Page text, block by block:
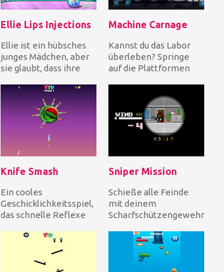
Ellie Lips Injections
Ellie ist ein hübsches
junges Mädchen, aber
sie glaubt, dass ihre
möchte voll...
Machine Carnage
Kannst du das Labor
überleben? Springe
auf die Plattformen
Knife Smash
Ein cooles
Geschicklichkeitsspiel,
das schnelle Reflexe
Messer, um die Frü...
Sniper Mission
Schieße alle Feinde
mit deinem
Scharfschützengewehr
bevor die Zeit
abgelaufen i...